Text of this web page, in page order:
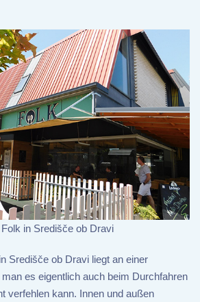
in Središče ob Dravi
Središče ob Dravi liegt an einer
es eigentlich auch beim Durchfahren
verfehlen kann. Innen und außen